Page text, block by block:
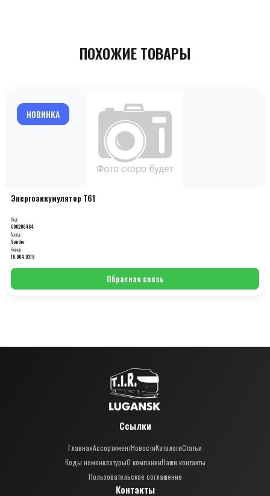
ПОХОЖИЕ ТОВАРЫ
НОВИНКА
Энергоаккумулятор T61
Код:
000206464
Бренд:
Sonder
Номер:
16.004.0318
Обратная связь
Ссылки
ГлавнаяАссортиментНовостиКаталогиСтатьи
Коды номенклатурыО компанииНаши контакты
Пользовательское соглашение
Контакты